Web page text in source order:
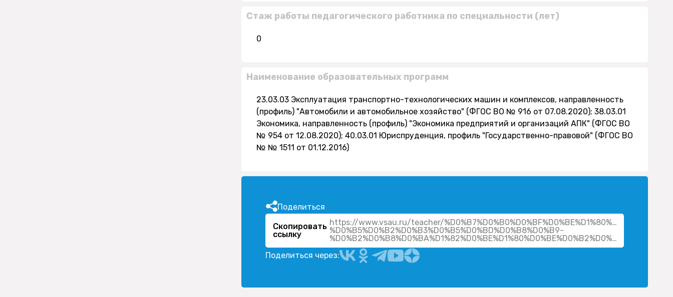
Стаж работы педагогического работника по специальности (лет)
0
Наименование образовательных программ
23.03.03 Эксплуатация транспортно-технологических машин и комплексов, направленность
(профиль) "Автомобили и автомобильное хозяйство" (ФГОС ВО № 916 от 07.08.2020); 38.03.01
Экономика, направленность (профиль) "Экономика предприятий и организаций АПК" (ФГОС ВО
№ 954 от 12.08.2020); 40.03.01 Юриспруденция, профиль "Государственно-правовой" (ФГОС ВО
№ № 1511 от 01.12.2016)
Поделиться
Скопировать
ссылку
https://www.vsau.ru/teacher/
%D0%B5%D0%B2%D0%B3%D0%B5%D0%BD%D0%B8%D0%B9-
%D0%B2%D0%B8%D0%BA%D1%82%D0%BE%D1%80%D0%BE%D0%B2%D0%B8%D1%87/
Поделиться через: